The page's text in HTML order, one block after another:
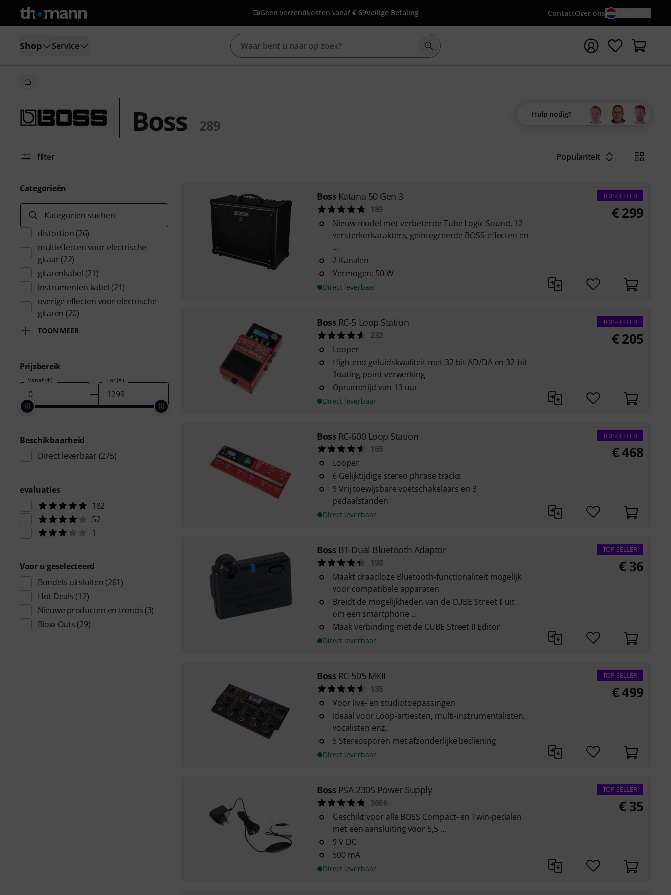
Geen verzendkosten vanaf € 69Veilige Betaling ContactOver ons
Shop Service Zoek met zoekterm {searchTerm}
Boss 289
Hulp nodig?
filter Populariteit
Categorieën
Kategorien suchen
distortion (26)
multieffecten voor electrische
gitaar (22)
gitarenkabel (21)
instrumenten kabel (21)
overige effecten voor electrische
gitaren (20)
TOON MEER
Prijsbereik
Vanaf (€) Tot (€)
Beschikbaarheid
Direct leverbaar (275)
evaluaties
182
52
1
Voor u geselecteerd
Bundels uitsluiten (261)
Hot Deals (12)
Nieuwe producten en trends (3)
Blow-Outs (29)
Boss Katana 50 Gen 3
189
Nieuw model met verbeterde Tube Logic Sound, 12
versterkerkarakters, geïntegreerde BOSS-effecten en
...
2 Kanalen
Vermogen: 50 W
Direct leverbaar
TOP-SELLER
€299
Boss RC-5 Loop Station
232
Looper
High-end geluidskwaliteit met 32-bit AD/DA en 32-bit
floating point verwerking
Opnametijd van 13 uur
Direct leverbaar
TOP-SELLER
€205
Boss RC-600 Loop Station
165
Looper
6 Gelijktijdige stereo phrase tracks
9 Vrij toewijsbare voetschakelaars en 3
pedaalstanden
Direct leverbaar
TOP-SELLER
€468
Boss BT-Dual Bluetooth Adaptor
198
Maakt draadloze Bluetooth-functionaliteit mogelijk
voor compatibele apparaten
Breidt de mogelijkheden van de CUBE Street II uit
om een smartphone ...
Maak verbinding met de CUBE Street II Editor
Direct leverbaar
TOP-SELLER
€ 36
Boss RC-505 MKII
135
Voor live- en studiotoepassingen
Ideaal voor Loop-artiesten, multi-instrumentalisten,
vocalisten enz.
5 Stereosporen met afzonderlijke bediening
Direct leverbaar
TOP-SELLER
€499
Boss PSA 230S Power Supply
3666
Geschikt voor alle BOSS Compact- en Twin-pedalen
met een aansluiting voor 5,5 ...
9 V DC
500 mA
Direct leverbaar
TOP-SELLER
€ 35